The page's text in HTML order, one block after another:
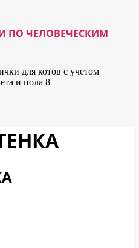
ПО ЧЕЛОВЕЧЕСКИМ